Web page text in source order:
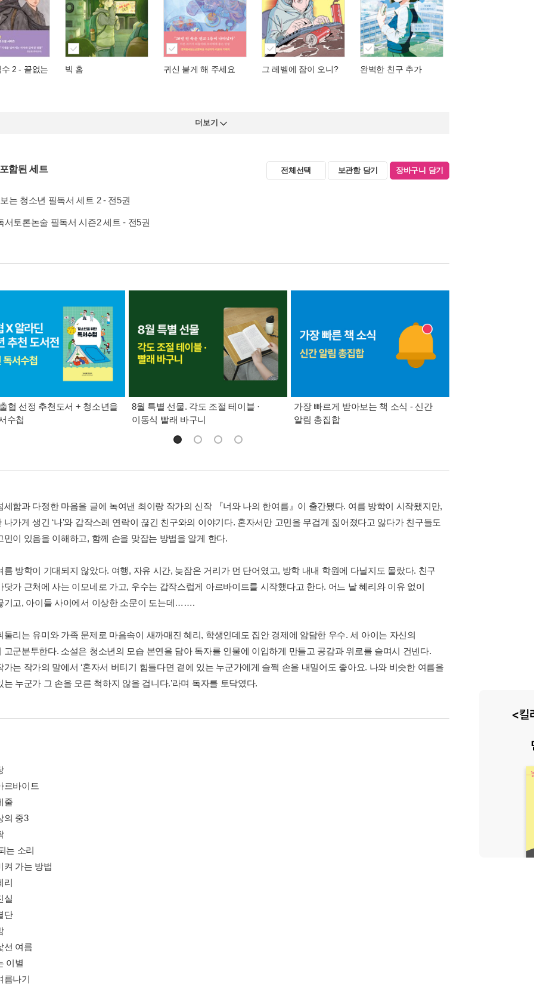
2 - 끝없는 빅 홈 귀신 붙게 해 주세요 그 레벨에 잠이 오니? 완벽한 친구 추가
더보기
함된 세트 전체선택 보관함 담기 장바구니 담기
는 청소년 필독서 세트 2 - 전5권
서토론논술 필독서 시즌2 세트 - 전5권
협 선정 추천도서 + 청소년을
수첩
8월 특별 선물. 각도 조절 테이블 ·
이동식 빨래 바구니
가장 빠르게 받아보는 책 소식 - 신간
알림 총집합
세함과 다정한 마음을 글에 녹여낸 최이랑 작가의 신작 『너와 나의 한여름』이 출간됐다. 여름 방학이 시작됐지만,
나가게 생긴 ‘나’와 갑작스레 연락이 끊긴 친구와의 이야기다. 혼자서만 고민을 무겁게 짊어졌다고 앓다가 친구들도
민이 있음을 이해하고, 함께 손을 맞잡는 방법을 알게 한다.
름 방학이 기대되지 않았다. 여행, 자유 시간, 늦잠은 거리가 먼 단어였고, 방학 내내 학원에 다닐지도 몰랐다. 친구
닷가 근처에 사는 이모네로 가고, 우수는 갑작스럽게 아르바이트를 시작했다고 한다. 어느 날 혜리와 이유 없이
기고, 아이들 사이에서 이상한 소문이 도는데…….
둘리는 유미와 가족 문제로 마음속이 새까매진 혜리, 학생인데도 집안 경제에 암담한 우수. 세 아이는 자신의
고군분투한다. 소설은 청소년의 모습 본연을 담아 독자를 인물에 이입하게 만들고 공감과 위로를 슬며시 건넨다.
가는 작가의 말에서 ‘혼자서 버티기 힘들다면 곁에 있는 누군가에게 슬쩍 손을 내밀어도 좋아요. 나와 비슷한 여름을
는 누군가 그 손을 모른 척하지 않을 겁니다.’라며 독자를 토닥였다.
르바이트
줄
의 중3
는 소리
켜 가는 방법
리
실
단
선 여름
이별
름나기